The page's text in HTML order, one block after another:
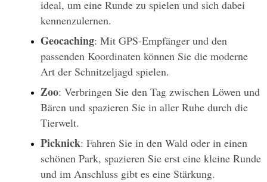
ideal, um eine Runde zu spielen und sich dabei
kennenzulernen.
Geocaching: Mit GPS-Empfänger und den
passenden Koordinaten können Sie die moderne
Art der Schnitzeljagd spielen.
Zoo: Verbringen Sie den Tag zwischen Löwen und
Bären und spazieren Sie in aller Ruhe durch die
Tierwelt.
Picknick: Fahren Sie in den Wald oder in einen
schönen Park, spazieren Sie erst eine kleine Runde
und im Anschluss gibt es eine Stärkung.